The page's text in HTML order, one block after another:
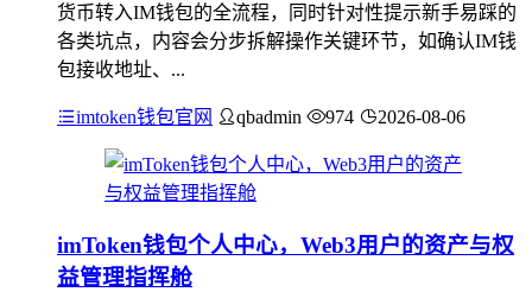
货币转入IM钱包的全流程，同时针对性提示新手易踩的
各类坑点，内容会分步拆解操作关键环节，如确认IM钱
包接收地址、...
imtoken钱包官网 qbadmin 974 2026-08-06
imToken钱包个人中心，Web3用户的资产与权
益管理指挥舱